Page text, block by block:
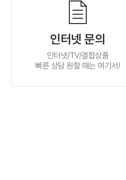
인터넷 문의
인터넷/TV/결합상품
빠른 상담 원할 때는 여기서!